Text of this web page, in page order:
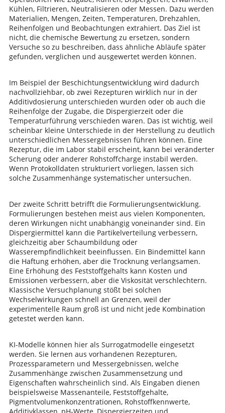
Kühlen, Filtrieren, Neutralisieren oder Messen. Dazu werden
Materialien, Mengen, Zeiten, Temperaturen, Drehzahlen,
Reihenfolgen und Beobachtungen extrahiert. Das Ziel ist
nicht, die chemische Bewertung zu ersetzen, sondern
Versuche so zu beschreiben, dass ähnliche Abläufe später
gefunden, verglichen und ausgewertet werden können.
Im Beispiel der Beschichtungsentwicklung wird dadurch
nachvollziehbar, ob zwei Rezepturen wirklich nur in der
Additivdosierung unterschieden wurden oder ob auch die
Reihenfolge der Zugabe, die Dispergierzeit oder die
Temperaturführung verschieden waren. Das ist wichtig, weil
scheinbar kleine Unterschiede in der Herstellung zu deutlich
unterschiedlichen Messergebnissen führen können. Eine
Rezeptur, die im Labor stabil erscheint, kann bei veränderter
Scherung oder anderer Rohstoffcharge instabil werden.
Wenn Protokolldaten strukturiert vorliegen, lassen sich
solche Zusammenhänge systematischer untersuchen.
Der zweite Schritt betrifft die Formulierungsentwicklung.
Formulierungen bestehen meist aus vielen Komponenten,
deren Wirkungen nicht unabhängig voneinander sind. Ein
Dispergiermittel kann die Partikelverteilung verbessern,
gleichzeitig aber Schaumbildung oder
Wasserempfindlichkeit beeinflussen. Ein Bindemittel kann
die Haftung erhöhen, aber die Trocknung verlangsamen.
Eine Erhöhung des Feststoffgehalts kann Kosten und
Emissionen verbessern, aber die Viskosität verschlechtern.
Klassische Versuchplanung stößt bei solchen
Wechselwirkungen schnell an Grenzen, weil der
experimentelle Raum groß ist und nicht jede Kombination
getestet werden kann.
KI-Modelle können hier als Surrogatmodelle eingesetzt
werden. Sie lernen aus vorhandenen Rezepturen,
Prozessparametern und Messergebnissen, welche
Zusammenhänge zwischen Zusammensetzung und
Eigenschaften wahrscheinlich sind. Als Eingaben dienen
beispielsweise Massenanteile, Feststoffgehalte,
Pigmentvolumenkonzentrationen, Rohstoffkennwerte,